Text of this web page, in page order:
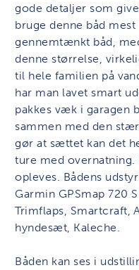
gode detaljer som
bruge denne båd
gennemtænkt båd,
denne størrelse,
til hele familien på
har man lavet smart
pakkes væk i garagen
sammen med den
gør at sættet kan det
ture med overnatning.
opleves. Bådens
Garmin GPSmap 720
Trimflaps, Smartcraft,
hyndesæt, Kaleche.
Båden kan ses i